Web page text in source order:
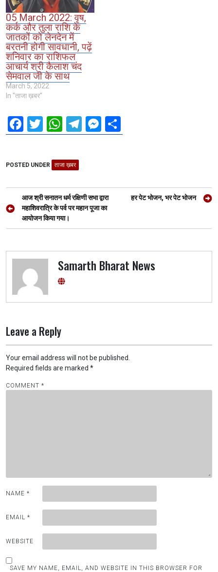
05 March 2022: वृष,
कर्क और तुला राशि के
जातकों को लेनदेन में
बरतनी होगी सावधानी, पढ़ें
शनिवार का राशिफल
आचार्य श्री कैलाश चंद
सेमवाल जी के साथ
March 5, 2022
In "ताजा ख़बर"
F
a
b
o
o
k
T
wi
tt
er
W
h
at
s
A
p
p
T
el
a
m
M
es
g
er
h
POSTED UNDER ताजा ख़बर
Post
navigation
आज श्री सनातन धर्म रक्षिणी सभा द्वारा
महाशिवरात्रि के पर्व पर महान पूजा का
आयोजन किया गया।
हर पेट भोजन, भर पेट भोजन
Samarth Bharat News
Leave a Reply
Your email address will not be published.
Required fields are marked *
COMMENT *
NAME *
EMAIL *
WEBSITE
SAVE MY NAME, EMAIL, AND WEBSITE IN THIS BROWSER FOR